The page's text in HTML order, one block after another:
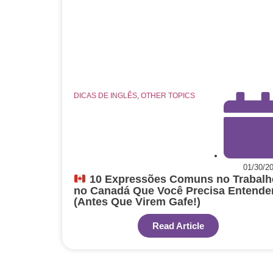
DICAS DE INGLÊS, OTHER TOPICS
01/30/
10 Expressões Comuns no
no Canadá Que Você Precisa
(Antes Que Virem Gafe!)
Read Article